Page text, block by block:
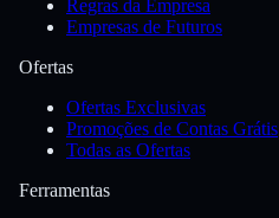
Regras da Empresa
Empresas de Futuros
Ofertas
Ofertas Exclusivas
Promoções de Contas Grátis
Todas as Ofertas
Ferramentas